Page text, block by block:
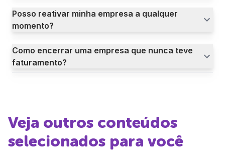
Posso reativar minha empresa a qualquer
momento?
Como encerrar uma empresa que nunca teve
faturamento?
Veja outros conteúdos
selecionados para você